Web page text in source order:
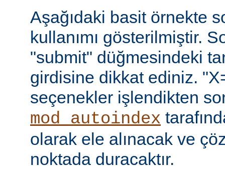
Aşağıdaki basit örnekte
kullanımı gösterilmiştir.
"submit" düğmesindeki
girdisine dikkat ediniz.
seçenekler işlendikten
mod_autoindex
olarak ele alınacak ve
noktada duracaktır.